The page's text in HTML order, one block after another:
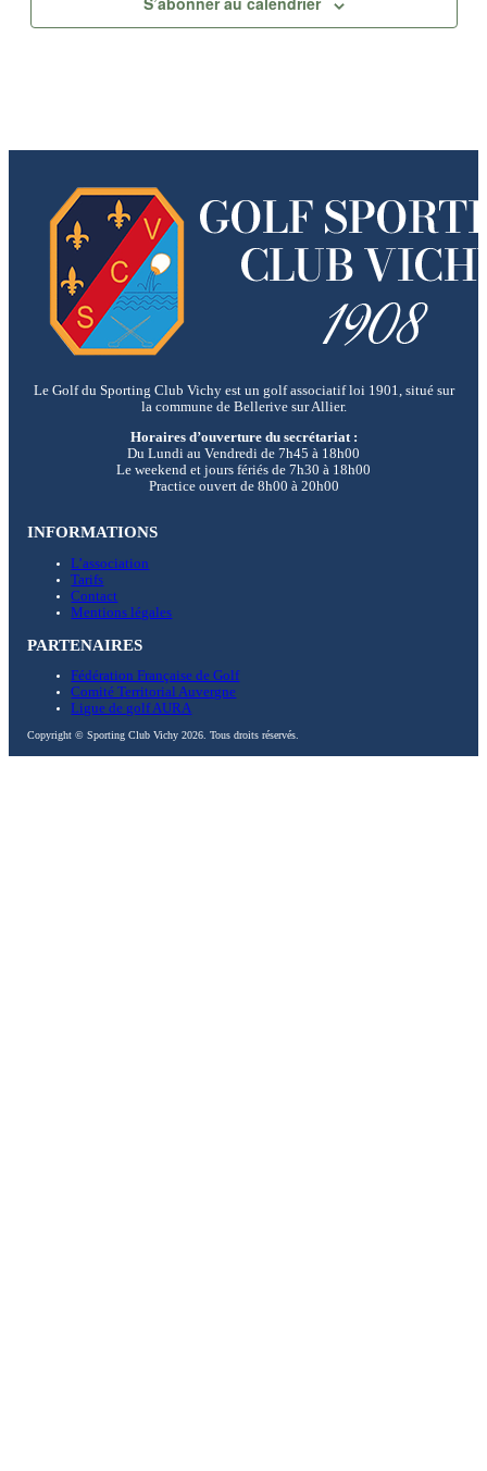
Le Golf du Sporting Club Vichy est un golf associatif loi 1901, situé sur
la commune de Bellerive sur Allier.
Horaires d’ouverture du secrétariat :
Du Lundi au Vendredi de 7h45 à 18h00
Le weekend et jours fériés de 7h30 à 18h00
Practice ouvert de 8h00 à 20h00
INFORMATIONS
L’association
Tarifs
Contact
Mentions légales
PARTENAIRES
Fédération Française de Golf
Comité Territorial Auvergne
Ligue de golf AURA
Copyright © Sporting Club Vichy 2026. Tous droits réservés.